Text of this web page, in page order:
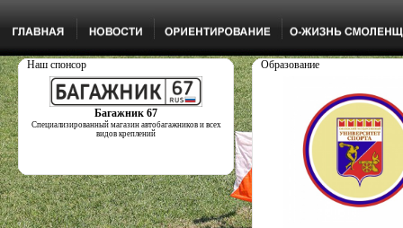
Наш спонсор
Багажник 67
Специализированный магазин автобагажников и всех
видов креплений
Образование